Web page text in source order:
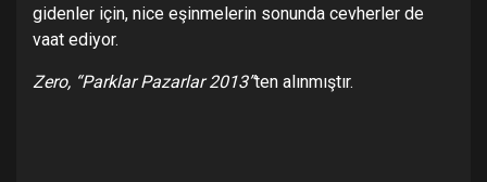
gidenler için, nice eşinmelerin sonunda cevherler de
vaat ediyor.
Zero, “Parklar Pazarlar 2013”ten alınmıştır.